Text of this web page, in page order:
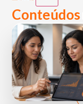
Conteúdos